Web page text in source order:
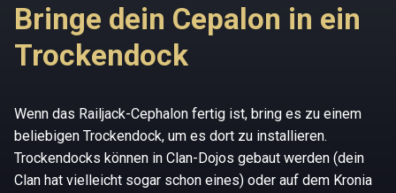
Bringe dein Cepalon in ein
Trockendock
Wenn das Railjack-Cephalon fertig ist, bring es zu einem
beliebigen Trockendock, um es dort zu installieren.
Trockendocks können in Clan-Dojos gebaut werden (dein
Clan hat vielleicht sogar schon eines) oder auf dem Kronia